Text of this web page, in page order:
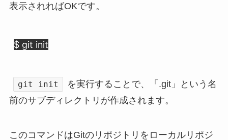
表示されればOKです。
$ git init
git init
を実行することで、「.git」という名
前のサブディレクトリが作成されます。
このコマンドはGitのリポジトリをローカルリポジ